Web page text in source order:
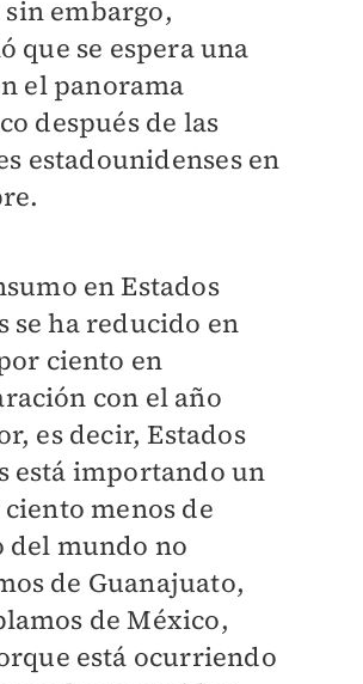
embargo,
que se espera una
el panorama
después de las
estadounidenses en
en Estados
se ha reducido en
ciento en
con el año
es decir, Estados
está importando un
menos de
del mundo no
de Guanajuato,
de México,
está ocurriendo